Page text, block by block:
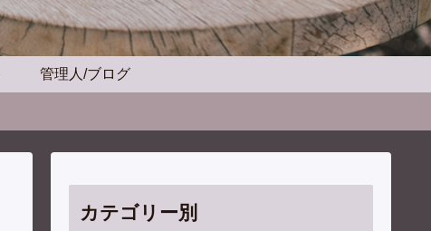
管理人/ブログ
カテゴリー別